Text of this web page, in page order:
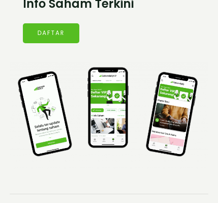
Info Saham Terkini
DAFTAR